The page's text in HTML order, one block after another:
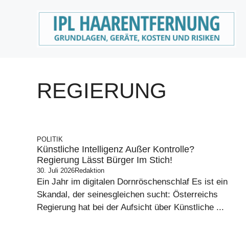
REGIERUNG
POLITIK
Künstliche Intelligenz Außer Kontrolle?
Regierung Lässt Bürger Im Stich!
30. Juli 2026Redaktion
Ein Jahr im digitalen Dornröschenschlaf Es ist ein
Skandal, der seinesgleichen sucht: Österreichs
Regierung hat bei der Aufsicht über Künstliche ...